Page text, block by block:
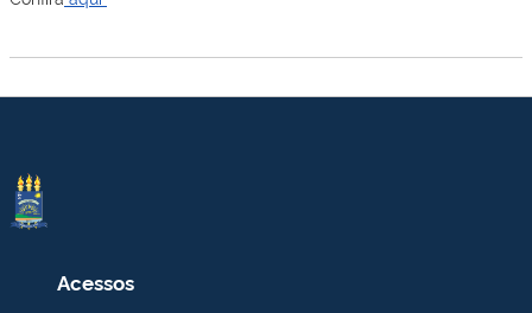
Acessos